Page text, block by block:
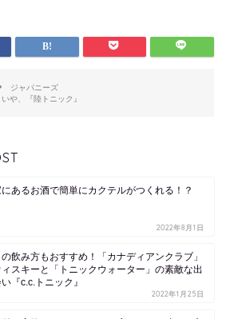
ジャパニーズ
や、『陸トニック』
あるお酒で簡単にカクテルがつくれる！？
2022年8月1日
の飲み方もおすすめ！「カナディアンクラブ」
ィスキーと「トニックウォーター」の素敵な出
『c.c.トニック』
2022年1月25日